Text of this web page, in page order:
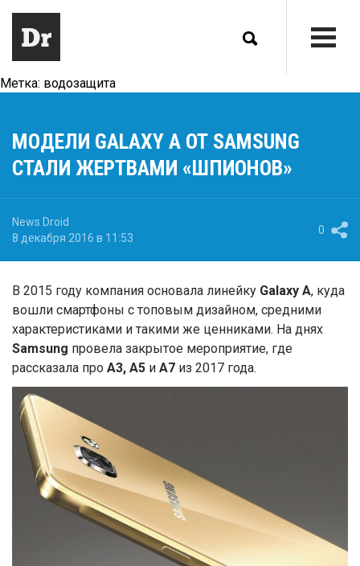
Метка: водозащита
МОДЕЛИ GALAXY A ОТ SAMSUNG
СТАЛИ ЖЕРТВАМИ «ШПИОНОВ»
News Droid
8 декабря 2016 в 11:53
0
В 2015 году компания основала линейку Galaxy A, куда
вошли смартфоны с топовым дизайном, средними
характеристиками и такими же ценниками. На днях
Samsung провела закрытое мероприятие, где
рассказала про A3, A5 и A7 из 2017 года.